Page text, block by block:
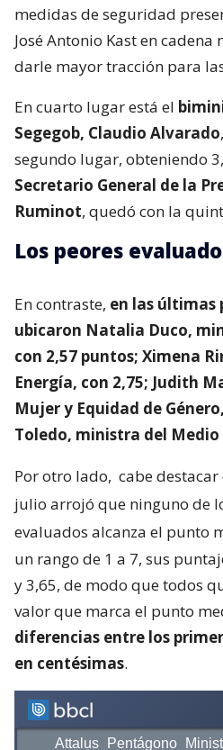
medidas de seguridad
José Antonio Kast en
darle mayor tracción para
En cuarto lugar está el
Segegob, Claudio Alvarado
segundo lugar, obteniendo
Secretario General de la
Ruminot, quedó con la
Los peores
En contraste, en las últimas
ubicaron Natalia Duco,
con 2,57 puntos; Ximena
Energía, con 2,75; Judith
Mujer y Equidad de
Toledo, ministra del
Por otro lado, cabe
julio arrojó que ninguno de
evaluados alcanza el punto
un rango de 1 a 7, sus
y 3,65, de modo que todos
valor que marca el punto
diferencias entre los
en centésimas.